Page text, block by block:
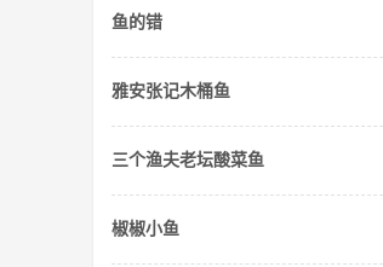
鱼的错
雅安张记木桶鱼
三个渔夫老坛酸菜鱼
椒椒小鱼